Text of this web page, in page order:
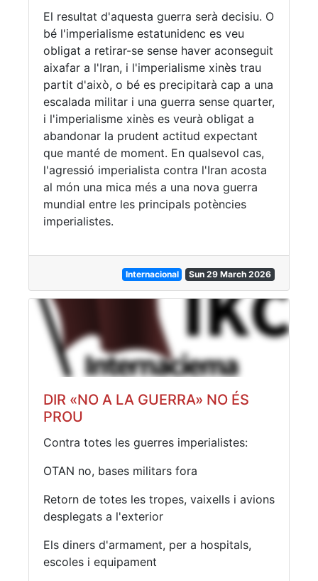
El resultat d'aquesta guerra serà decisiu. O
bé l'imperialisme estatunidenc es veu
obligat a retirar-se sense haver aconseguit
aixafar a l'Iran, i l'imperialisme xinès trau
partit d'això, o bé es precipitarà cap a una
escalada militar i una guerra sense quarter,
i l'imperialisme xinès es veurà obligat a
abandonar la prudent actitud expectant
que manté de moment. En qualsevol cas,
l'agressió imperialista contra l'Iran acosta
al món una mica més a una nova guerra
mundial entre les principals potències
imperialistes.
Internacional Sun 29 March 2026
DIR «NO A LA GUERRA» NO ÉS
PROU
Contra totes les guerres imperialistes:
OTAN no, bases militars fora
Retorn de totes les tropes, vaixells i avions
desplegats a l'exterior
Els diners d'armament, per a hospitals,
escoles i equipament